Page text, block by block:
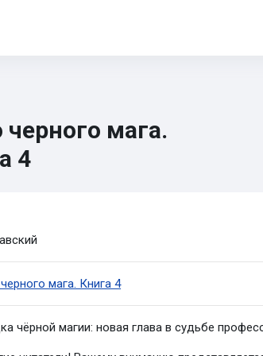
мага.
4
мага. Книга 4
чёрной магии: новая глава в судьбе